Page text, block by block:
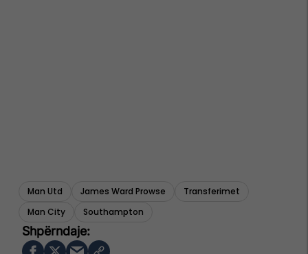
Man Utd James Ward Prowse
Transferimet
Man City
Southampton